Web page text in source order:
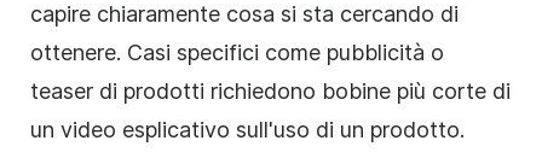
capire chiaramente cosa si sta cercando di
ottenere. Casi specifici come pubblicità o
teaser di prodotti richiedono bobine più corte di
un video esplicativo sull'uso di un prodotto.